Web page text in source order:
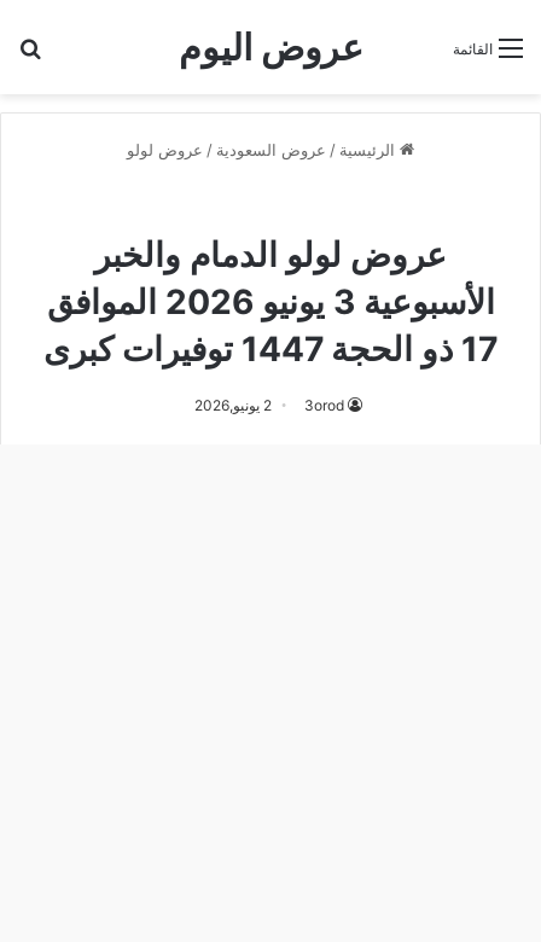
عروض اليوم القائمة
الرئيسية / عروض السعودية / عروض لولو
عروض لولو الدمام والخبر
الأسبوعية 3 يونيو 2026 الموافق
17 ذو الحجة 1447 توفيرات كبرى
3orod 2 يونيو,2026